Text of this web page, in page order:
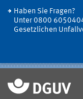
Haben Sie Fragen?
Unter 0800
Gesetzlichen